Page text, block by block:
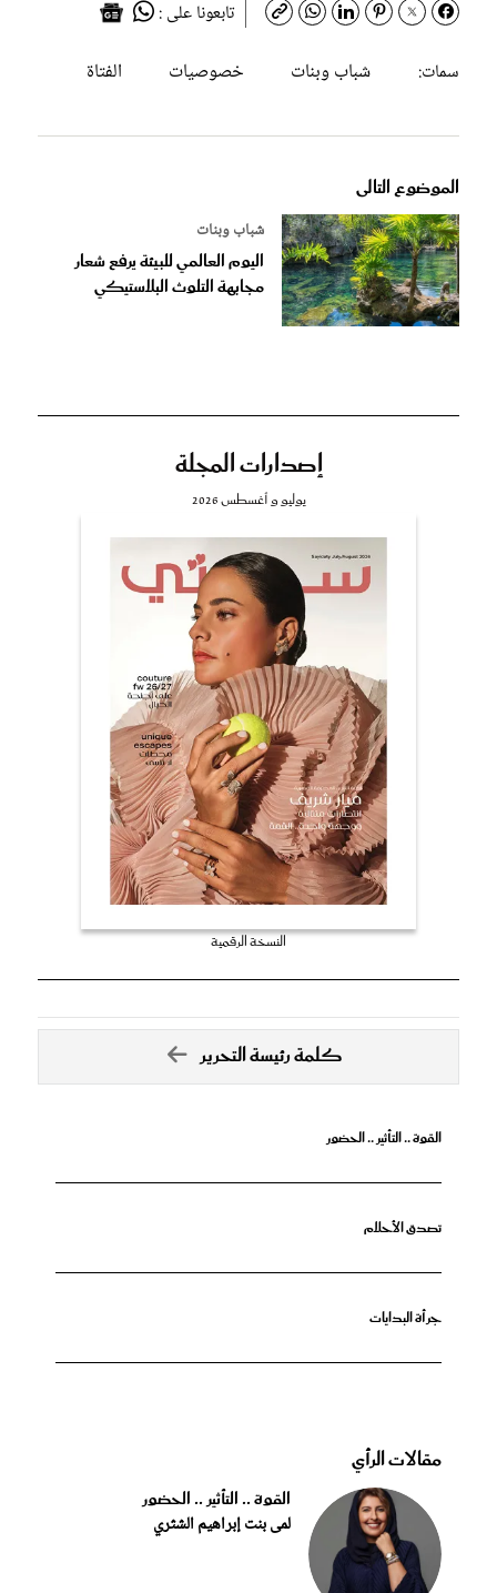
تابعونا على :
سمات:
شباب وبنات خصوصيات الفتاة
الموضوع التالى
شباب وبنات
اليوم العالمي للبيئة يرفع شعار
مجابهة التلوث البلاستيكي
إصدارات المجلة
يوليو و أغسطس 2026
النسخة الرقمية
كلمة رئيسة التحرير
القوة .. التأثير .. الحضور
تصدق الأحلام
جرأة البدايات
مقالات الرأي
القوة .. التأثير .. الحضور
لمى بنت إبراهيم الشثري